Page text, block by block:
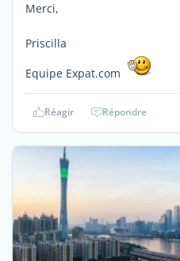
Merci,
Priscilla
Equipe Expat.com
Réagir Répondre